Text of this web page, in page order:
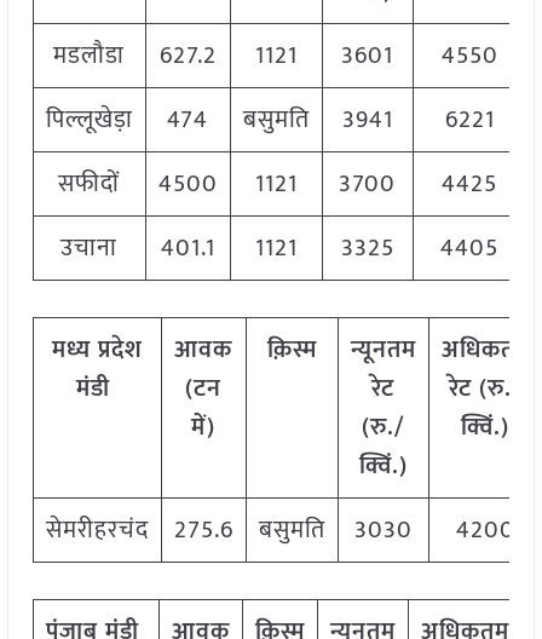
मडलौडा 627.2 1121 3601
4550
पिल्लूखेड़ा
474 बसुमति 3941 6221
सफीदों
4500 1121 3700 4425
उचाना
401.1 1121 3325 4405
मध्य प्रदेश
मंडी
आवक
(टन
में)
क़िस्म
न्यूनतम
रेट
(रु./
क्विं.)
अधिकतम
रेट (रु./
क्विं.)
सेमरीहरचंद 275.6 बसुमति 3030 4200